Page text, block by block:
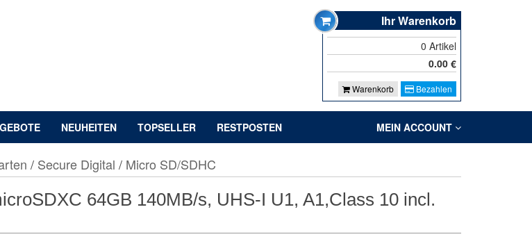
Ihr Warenkorb
0 Artikel
0.00 €
Warenkorb Bezahlen
NEUHEITEN TOPSELLER RESTPOSTEN MEIN ACCOUNT
/ Secure Digital / Micro SD/SDHC
64GB 140MB/s, UHS-I U1, A1,Class 10 incl.